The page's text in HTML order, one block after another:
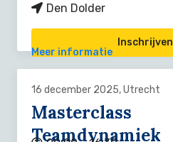
Den Dolder
Inschrijven
Meer informatie
16 december 2025, Utrecht
Masterclass
Teamdynamiek